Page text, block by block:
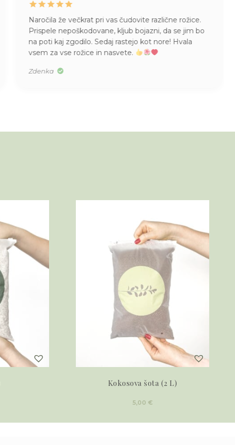
Naročila že večkrat pri vas čudovite različne rožice.
Prispele nepoškodovane, kljub bojazni, da se jim bo
na poti kaj zgodilo. Sedaj rastejo kot nore! Hvala
vsem za vse rožice in nasvete.
Zdenka
Kokosova šota (2 L)
5,00 €